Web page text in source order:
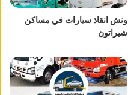
ونش انقاذ سيارات في مساكن
شيراتون